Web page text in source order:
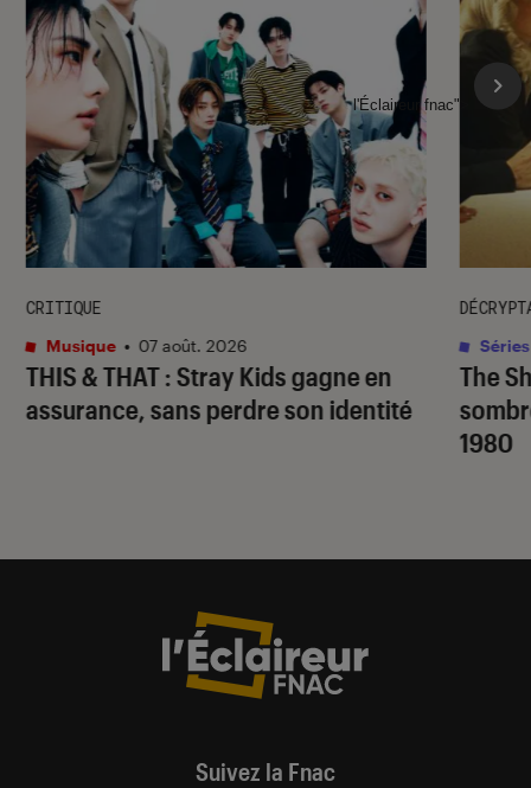
THIS & THAT: Stray Kids gagne en
assurance, sans perdre son identité
CRITIQUE
Musique • 07 août. 2026
The
1980
Séries
l'Éclaireur fnac">
Suivez la Fnac